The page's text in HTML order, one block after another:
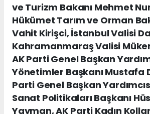
ve Turizm Bakanı Mehmet
Hükümet Tarım ve Orman
Vahit Kirişci, İstanbul Valisi
Kahramanmaraş Valisi
AK Parti Genel Başkan
Yönetimler Başkanı Mustafa
Parti Genel Başkan
Sanat Politikaları Başkanı
Yayman, AK Parti Kadın